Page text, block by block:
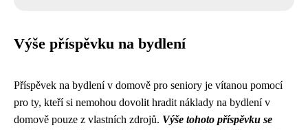
Výše příspěvku na bydlení
Příspěvek na bydlení v domově pro seniory je vítanou pomocí
pro ty, kteří si nemohou dovolit hradit náklady na bydlení v
domově pouze z vlastních zdrojů. Výše tohoto příspěvku se